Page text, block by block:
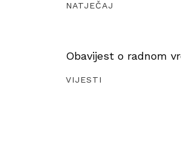
NATJEČAJ
Obavijest o radnom
VIJESTI